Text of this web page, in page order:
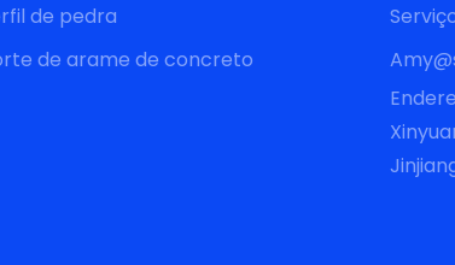
5. O cliente disse que
fácil de operar e tem
de pedra
de arame de concreto